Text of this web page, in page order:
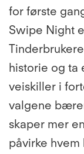
for første
Swipe Night
historie og ta
veiskiller i
valgene
skaper mer
påvirke